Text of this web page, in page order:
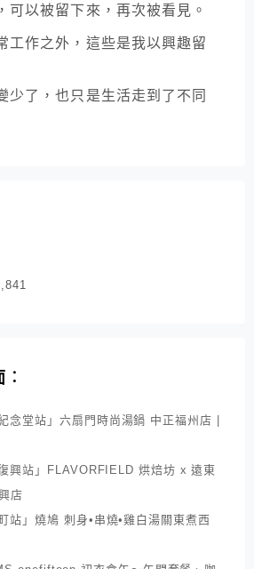
可以被留下來，再次被看見。
工作之外，這些是我以興趣留
少了，也只是生活走到了不同
念堂站」六扇門時尚湯鍋 中正福州店 |
復興站」FLAVORFIELD 烘焙坊 x 遠東
店
站」燒鳩 刺身•串燒•雞白湯關東煮西